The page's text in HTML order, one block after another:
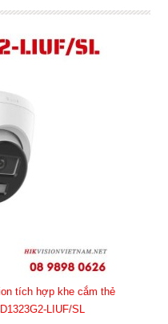
tích hợp khe cắm thẻ
LIUF/SL